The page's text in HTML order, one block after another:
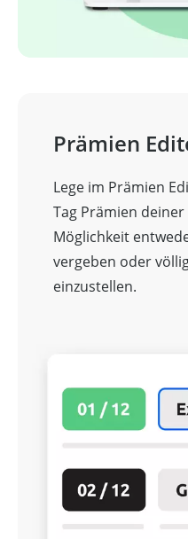
Prämien
Lege im Prämien
Tag Prämien
Möglichkeit
vergeben oder
einzustellen.